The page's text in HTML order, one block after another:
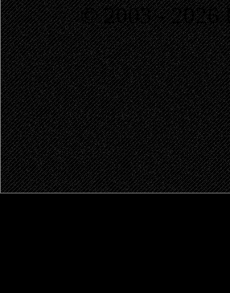
© 2003 - 2026